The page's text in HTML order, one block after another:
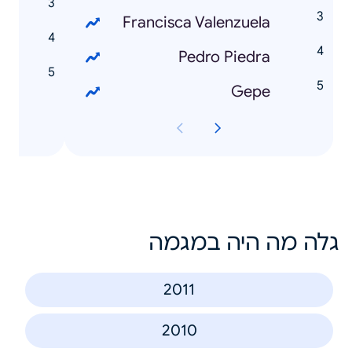
Francisca Valenzuela
Pedro Piedra
Gepe
גלה מה היה במגמה
2011
2010